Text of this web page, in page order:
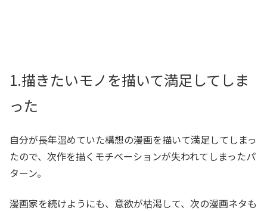
1.描きたいモノを描いて満足してしま
った
自分が長年温めていた構想の漫画を描いて満足してしまっ
たので、次作を描くモチベーションが失われてしまったパ
ターン。
漫画家を続けようにも、意欲が枯渇して、次の漫画ネタも